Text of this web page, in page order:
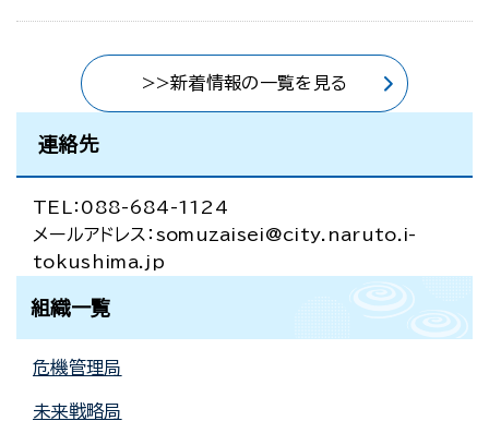
>>新着情報の一覧を見る
連絡先
TEL：088-684-1124
メールアドレス：somuzaisei@city.naruto.i-
tokushima.jp
組織一覧
危機管理局
未来戦略局